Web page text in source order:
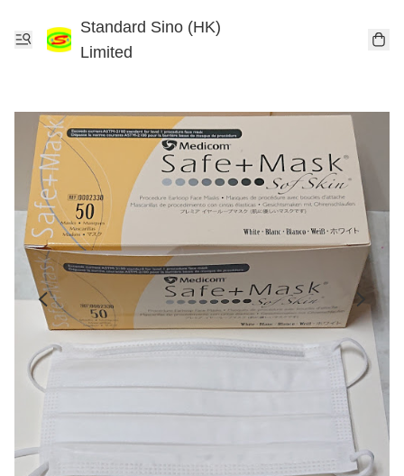
Standard Sino (HK)
Limited